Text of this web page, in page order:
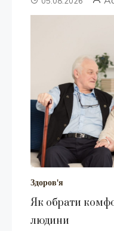
Здоров'я
Як обрати
людини